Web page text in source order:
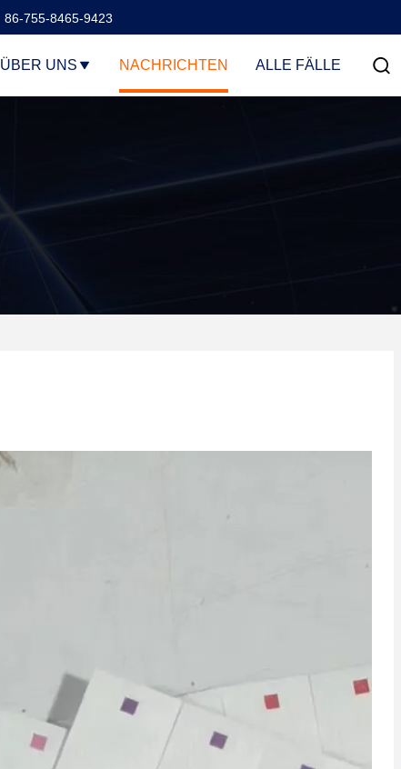
86-755-8465-9423
ÜBER UNS NACHRICHTEN ALLE FÄLLE